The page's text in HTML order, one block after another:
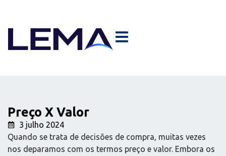
Preço X Valor
3 julho 2024
Quando se trata de decisões de compra, muitas vezes
nos deparamos com os termos preço e valor. Embora os